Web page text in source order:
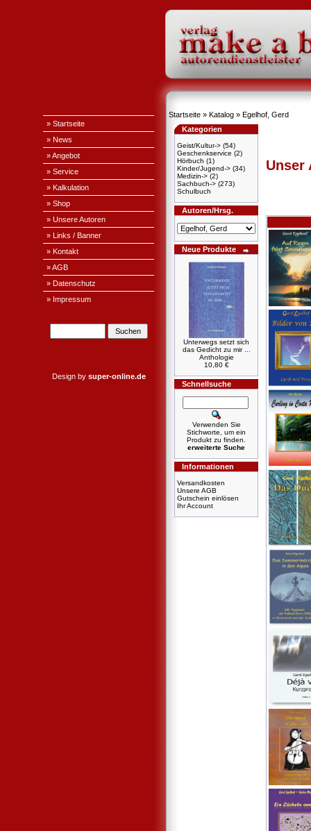
» Startseite
» News
» Angebot
» Service
» Kalkulation
» Shop
» Unsere Autoren
» Links / Banner
» Kontakt
» AGB
» Datenschutz
» Impressum
Design by super-online.de
Startseite » Katalog » Egelhof, Gerd
Kategorien
Geist/Kultur-> (54)
Geschenkservice (2)
Hörbuch (1)
Kinder/Jugend-> (34)
Medizin-> (2)
Sachbuch-> (273)
Schulbuch
Autoren/Hrsg.
Neue Produkte
Unterwegs setzt sich
das Gedicht zu mir ...
Anthologie
10,80 €
Schnellsuche
Verwenden Sie
Stichworte, um ein
Produkt zu finden.
erweiterte Suche
Informationen
Versandkosten
Unsere AGB
Gutschein einlösen
Ihr Account
Unser